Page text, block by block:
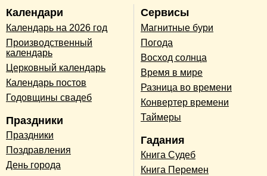
Календари
Календарь на 2026 год
Производственный
календарь
Церковный календарь
Календарь постов
Годовщины свадеб
Праздники
Праздники
Поздравления
День города
Сервисы
Магнитные бури
Погода
Восход солнца
Время в мире
Разница во времени
Конвертер времени
Таймеры
Гадания
Книга Судеб
Книга Перемен